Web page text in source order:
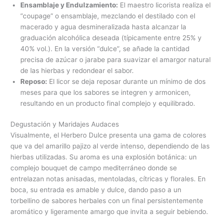
Ensamblaje y Endulzamiento: El maestro licorista realiza el
“coupage” o ensamblaje, mezclando el destilado con el
macerado y agua desmineralizada hasta alcanzar la
graduación alcohólica deseada (típicamente entre 25% y
40% vol.). En la versión “dulce”, se añade la cantidad
precisa de azúcar o jarabe para suavizar el amargor natural
de las hierbas y redondear el sabor.
Reposo: El licor se deja reposar durante un mínimo de dos
meses para que los sabores se integren y armonicen,
resultando en un producto final complejo y equilibrado.
Degustación y Maridajes Audaces
Visualmente, el Herbero Dulce presenta una gama de colores
que va del amarillo pajizo al verde intenso, dependiendo de las
hierbas utilizadas. Su aroma es una explosión botánica: un
complejo bouquet de campo mediterráneo donde se
entrelazan notas anisadas, mentoladas, cítricas y florales. En
boca, su entrada es amable y dulce, dando paso a un
torbellino de sabores herbales con un final persistentemente
aromático y ligeramente amargo que invita a seguir bebiendo.